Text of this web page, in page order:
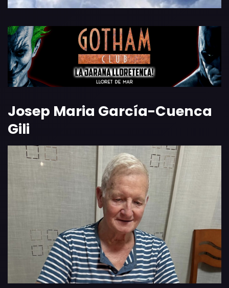
Josep Maria García-Cuenca
Gili